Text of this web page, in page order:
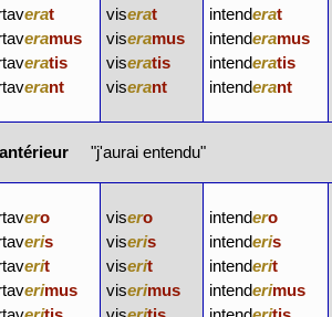
erat
eramus
eratis
erant
viserat
viseramus
viseratis
viserant
intenderat
intenderamus
intenderatis
intenderant
"j'aurai entendu"
ero
eris
erit
erimus
visero
viseris
viserit
viserimus
intendero
intenderis
intenderit
intenderimus